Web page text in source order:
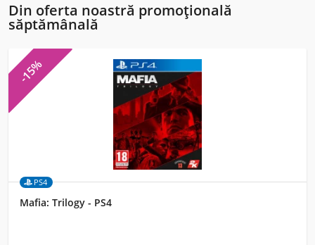
Din oferta noastră promoțională
săptămânală
-15%
PS4
Mafia: Trilogy - PS4